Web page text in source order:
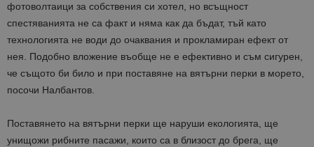
фотоволтаици за собствения си хотел, но всъщност
спестяванията не са факт и няма как да бъдат, тъй като
технологията не води до очаквания и прокламиран ефект от
нея. Подобно вложение въобще не е ефективно и съм сигурен,
че същото би било и при поставяне на вятърни перки в морето,
посочи Налбантов.
Поставянето на вятърни перки ще наруши екологията, ще
унищожи рибните пасажи, които са в близост до брега, ще